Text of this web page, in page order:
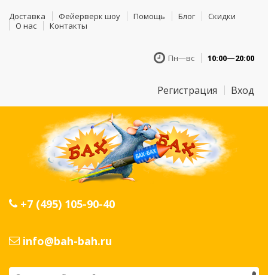
Доставка Фейерверк шоу Помощь Блог
Скидки
О нас
Контакты
Пн—вс 10:00—20:00
Регистрация Вход
+7 (495) 105-90-40
info@bah-bah.ru